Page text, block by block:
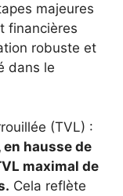
majeures
financières
robuste et
dans le
(TVL) :
hausse de
maximal de
Cela reflète